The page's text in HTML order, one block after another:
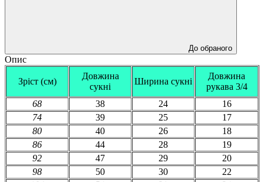
До обраного
Опис
Зріст (см)
Довжина
сукні
Ширина сукні
Довжина
рукава 3/4
68
38 24
16
74
39 25
17
80
40 26
18
86
44 28
19
92
47 29
20
98
50 30
22